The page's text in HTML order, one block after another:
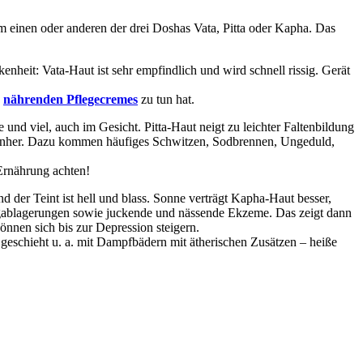
oder anderen der drei Doshas Vata, Pitta oder Kapha. Das
Vata-Haut ist sehr empfindlich und wird schnell rissig. Gerät
nährenden Pflegecremes zu tun hat.
viel, auch im Gesicht. Pitta-Haut neigt zu leichter Faltenbildung
Dazu kommen häufiges Schwitzen, Sodbrennen, Ungeduld,
achten!
Teint ist hell und blass. Sonne verträgt Kapha-Haut besser,
sowie juckende und nässende Ekzeme. Das zeigt dann
sich bis zur Depression steigern.
u. a. mit Dampfbädern mit ätherischen Zusätzen – heiße